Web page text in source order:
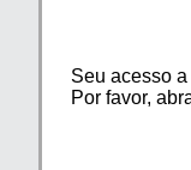
Seu acesso
Por favor,